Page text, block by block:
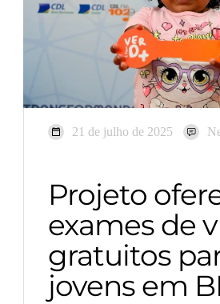
21 de julho de 2025
Projeto
exames de
gratuitos
jovens em